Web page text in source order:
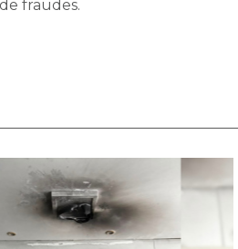
fraudes.